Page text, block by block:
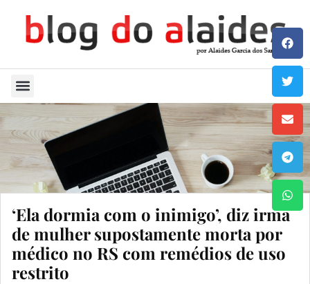
‘Ela dormia com o inimigo’, diz irmã
de mulher supostamente morta por
médico no RS com remédios de uso
restrito